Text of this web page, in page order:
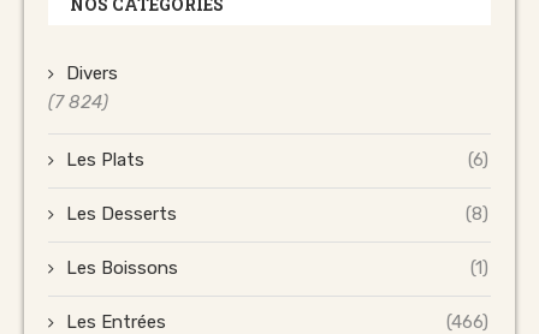
Divers
(7 824)
Les Plats (6)
Les Desserts (8)
Les Boissons (1)
Les Entrées (466)